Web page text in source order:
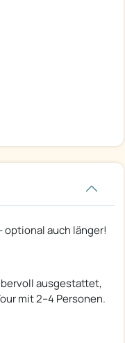
optional auch länger!
ausgestattet,
mit 2–4 Personen.